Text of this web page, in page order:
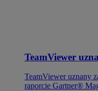
TeamViewer
TeamViewer uznany
raporcie Gartner®